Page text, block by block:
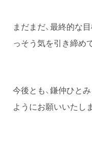
まだまだ、最終的な
っそう気を引き締め
今後とも、鎌仲ひと
ようにお願いいたし